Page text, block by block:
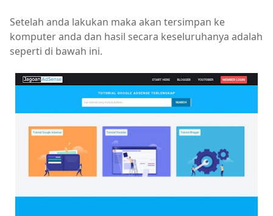
Setelah anda lakukan maka akan tersimpan ke
komputer anda dan hasil secara keseluruhanya adalah
seperti di bawah ini.